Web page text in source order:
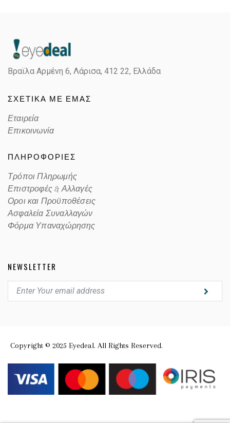
Color
POLARIZED PRIZM MIRROR
Color code
Βραϊλα Αρμένη 6, Λάρισα, 412 22, Ελλάδα
ΣΧΕΤΙΚΑ ΜΕ ΕΜΑΣ
Εταιρεία
Επικοινωνία
ΠΛΗΡΟΦΟΡΙΕΣ
Τρόποι Πληρωμής
Επιστροφές & Αλλαγές
Οροι και Προϋποθέσεις
Ασφαλεία Συναλλαγών
Φόρμα Υπαναχώρησης
NEWSLETTER
Copyright © 2025 Eyedeal. All Rights Reserved.